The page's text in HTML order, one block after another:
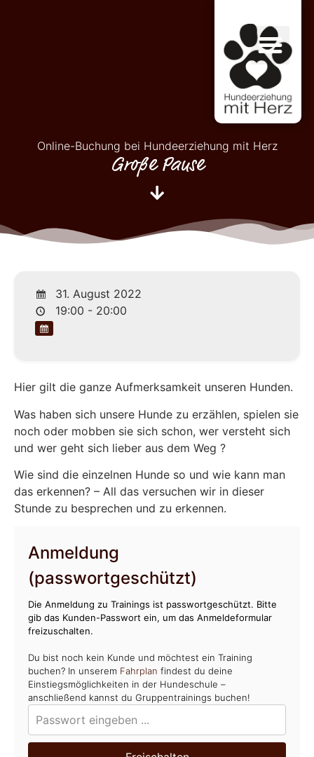
Online-Buchung bei Hundeerziehung mit Herz
Große Pause
31. August 2022
19:00 - 20:00
Hier gilt die ganze Aufmerksamkeit unseren Hunden.
Was haben sich unsere Hunde zu erzählen, spielen sie
noch oder mobben sie sich schon, wer versteht sich
und wer geht sich lieber aus dem Weg ?
Wie sind die einzelnen Hunde so und wie kann man
das erkennen? – All das versuchen wir in dieser
Stunde zu besprechen und zu erkennen.
Anmeldung
(passwortgeschützt)
Die Anmeldung zu Trainings ist passwortgeschützt. Bitte
gib das Kunden-Passwort ein, um das Anmeldeformular
freizuschalten.
Du bist noch kein Kunde und möchtest ein Training
buchen? In unserem Fahrplan findest du deine
Einstiegsmöglichkeiten in der Hundeschule –
anschließend kannst du Gruppentrainings buchen!